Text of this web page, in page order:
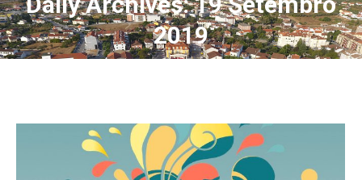
2019
You are here: